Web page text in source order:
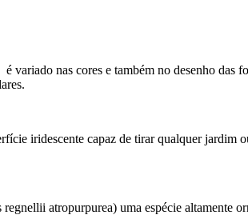
nas cores e também no desenho das
iridescente capaz de tirar qualquer jardim
atropurpurea) uma espécie altamente